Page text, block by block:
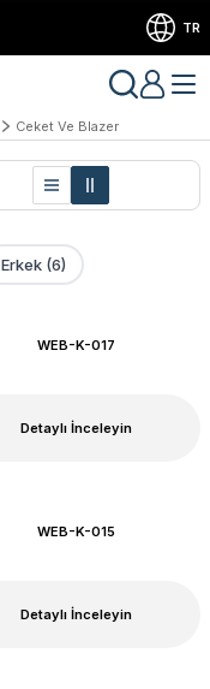
TR
Ceket Ve Blazer
Erkek (6)
WEB-K-017
Detaylı İnceleyin
WEB-K-015
Detaylı İnceleyin